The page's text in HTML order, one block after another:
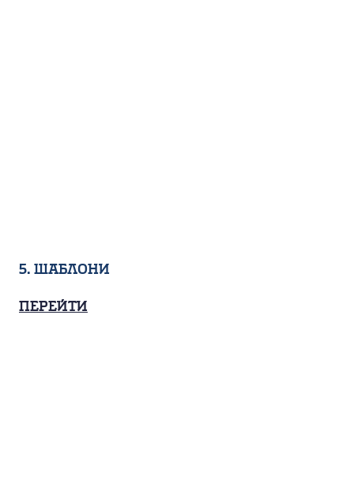
5. Шаблони
Перейти